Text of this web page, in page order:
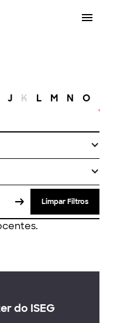
J K L M N O
Limpar Filtros
do ISEG